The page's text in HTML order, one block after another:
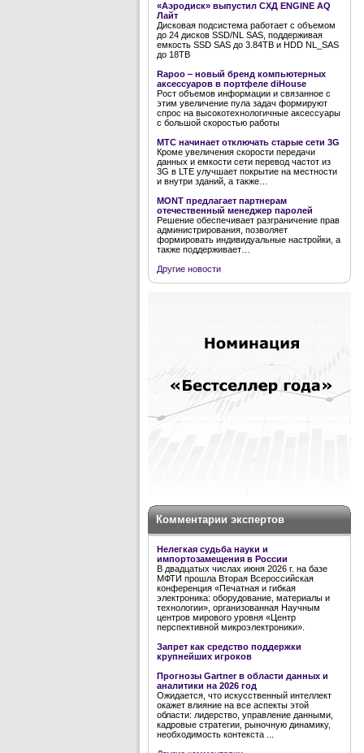
«Аэродиск» выпустил СХД ENGINE AQ
Лайт
Дисковая подсистема работает с объемом
до 24 дисков SSD/NL SAS, поддерживая
емкость SSD SAS до 3.84TB и HDD NL_SAS
до 18TB
Rapoo ‒ новый бренд компьютерных
аксессуаров в портфеле diHouse
Рост объемов информации и связанное с
этим увеличение пула задач формируют
спрос на высокотехнологичные аксессуары
с большой скоростью работы
МТС начинает отключать старые сети 3G
Кроме увеличения скорости передачи
данных и емкости сети перевод частот из
3G в LTE улучшает покрытие на местности
и внутри зданий, а также…
MONT предлагает партнерам
отечественный менеджер паролей
Решение обеспечивает разграничение прав
администрирования, позволяет
формировать индивидуальные настройки, а
также поддерживает…
Другие новости
Комментарии экспертов
Нелегкая судьба науки и
импортозамещения в России
В двадцатых числах июня 2026 г. на базе
МФТИ прошла Вторая Всероссийская
конференция «Печатная и гибкая
электроника: оборудование, материалы и
технологии», организованная Научным
центров мирового уровня «Центр
перспективной микроэлектроники».
Запрет как средство поддержки
крупнейших игроков
Прогнозы Gartner в области данных и
аналитики на 2026 год
Ожидается, что искусственный интеллект
окажет влияние на все аспекты этой
области: лидерство, управление данными,
кадровые стратегии, рыночную динамику,
необходимость контекста ...